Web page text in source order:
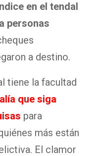
en el tendal
personas
a destino.
tiene la facultad
que siga
para
más están
El clamor